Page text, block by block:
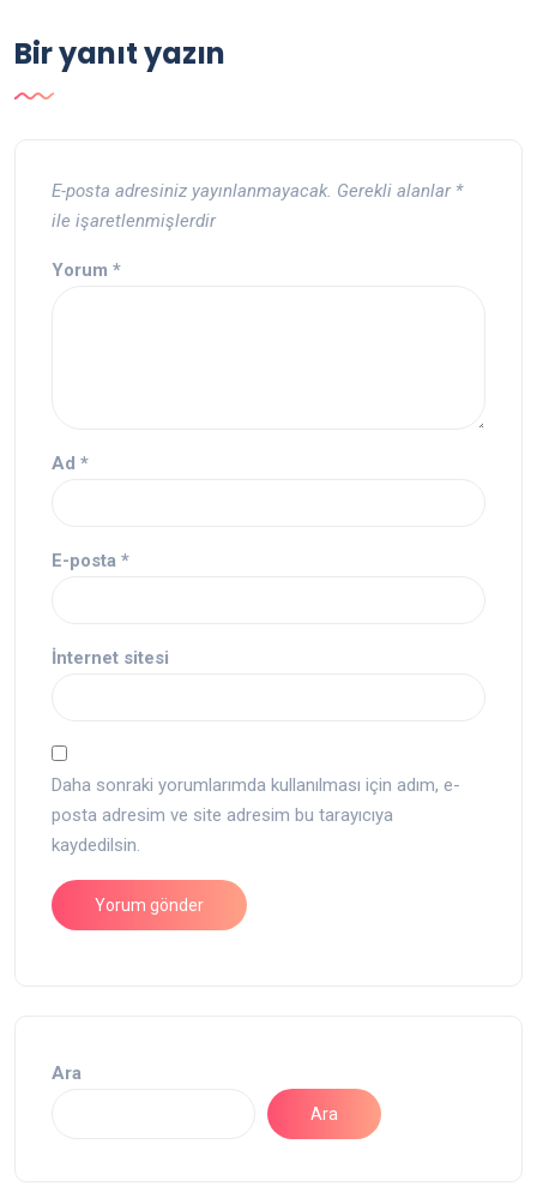
Bir yanıt yazın
E-posta adresiniz yayınlanmayacak. Gerekli alanlar *
ile işaretlenmişlerdir
Yorum *
Ad *
E-posta *
İnternet sitesi
Daha sonraki yorumlarımda kullanılması için adım, e-
posta adresim ve site adresim bu tarayıcıya
kaydedilsin.
Ara
Ara